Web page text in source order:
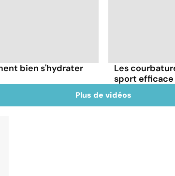
bien s'hydrater
Les
sport efficace
Plus de vidéos